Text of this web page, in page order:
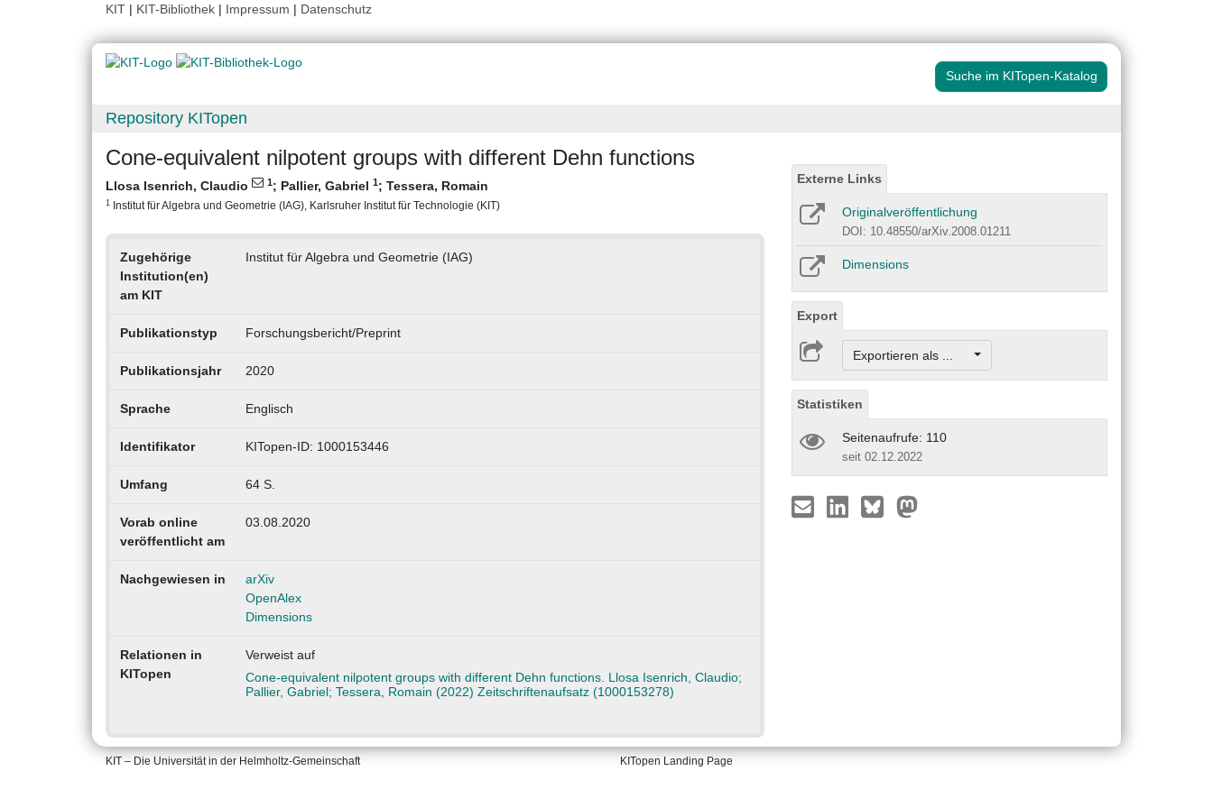
KIT | KIT-Bibliothek | Impressum | Datenschutz
Suche im KITopen-Katalog
Repository KITopen
Cone‐equivalent nilpotent groups with different Dehn functions
Llosa Isenrich, Claudio 1; Pallier, Gabriel 1; Tessera, Romain
1 Institut für Algebra und Geometrie (IAG), Karlsruher Institut für Technologie (KIT)
Zugehörige
Institution(en)
am KIT
Institut für Algebra und Geometrie (IAG)
Publikationstyp Forschungsbericht/Preprint
Publikationsjahr 2020
Sprache Englisch
Identifikator KITopen-ID: 1000153446
Umfang 64 S.
Vorab online
veröffentlicht am
03.08.2020
Nachgewiesen in
arXiv
OpenAlex
Dimensions
Relationen in
KITopen
Verweist auf
Cone‐equivalent nilpotent groups with different Dehn functions. Llosa Isenrich, Claudio;
Pallier, Gabriel; Tessera, Romain (2022) Zeitschriftenaufsatz (1000153278)
Externe Links
Originalveröffentlichung
DOI: 10.48550/arXiv.2008.01211
Dimensions
Export
Exportieren als ...
Statistiken
Seitenaufrufe: 110
seit 02.12.2022
KIT – Die Universität in der Helmholtz-Gemeinschaft KITopen Landing Page